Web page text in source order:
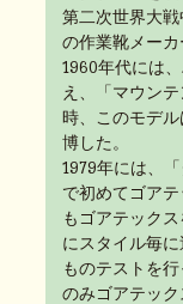
第二次世界大
の作業靴メーカ
1960年代には
え、「マウン
時、このモデ
博した。
1979年には、
で初めてゴア
もゴアテック
にスタイル毎
ものテストを
のみゴアテック